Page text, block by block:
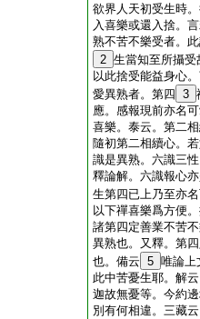
欲界人天初受生時
入喜樂或還入捨。
熟不苦不樂受者。
2 生當知至所攝
以此捨受能益身心
愛異熟者。第四 3
應。感報現前亦名
喜樂。泰云。第二
隨初第二相續心。
識是異熟。六識三
釋論解。六識報心
生第四已上乃至亦
以下禪喜樂爲方便
諸第四定善業不苦
異熟也。又釋。第
也。備云 5 唯論上
此中苦憂生耶。解
迦故無憂等。今約
別有何相違。三藏